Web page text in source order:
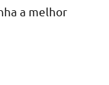
a melhor